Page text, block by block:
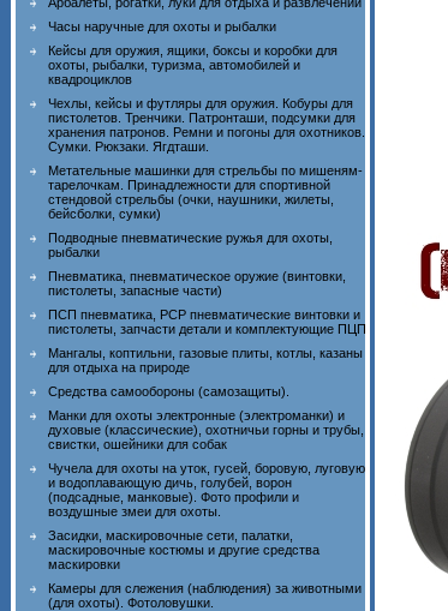
Часы наручные для охоты и рыбалки
Кейсы для оружия, ящики, боксы и коробки для
охоты, рыбалки, туризма, автомобилей и
квадроциклов
Чехлы, кейсы и футляры для оружия. Кобуры для
пистолетов. Тренчики. Патронташи, подсумки для
хранения патронов. Ремни и погоны для охотников.
Сумки. Рюкзаки. Ягдташи.
Метательные машинки для стрельбы по мишеням-
тарелочкам. Принадлежности для спортивной
стендовой стрельбы (очки, наушники, жилеты,
бейсболки, сумки)
Подводные пневматические ружья для охоты,
рыбалки
Пневматика, пневматическое оружие (винтовки,
пистолеты, запасные части)
ПСП пневматика, PCP пневматические винтовки и
пистолеты, запчасти детали и комплектующие ПЦП
Мангалы, коптильни, газовые плиты, котлы, казаны
для отдыха на природе
Средства самообороны (самозащиты).
Манки для охоты электронные (электроманки) и
духовые (классические), охотничьи горны и трубы,
свистки, ошейники для собак
Чучела для охоты на уток, гусей, боровую, луговую
и водоплавающую дичь, голубей, ворон
(подсадные, манковые). Фото профили и
воздушные змеи для охоты.
Засидки, маскировочные сети, палатки,
маскировочные костюмы и другие средства
маскировки
Камеры для слежения (наблюдения) за животными
(для охоты). Фотоловушки.